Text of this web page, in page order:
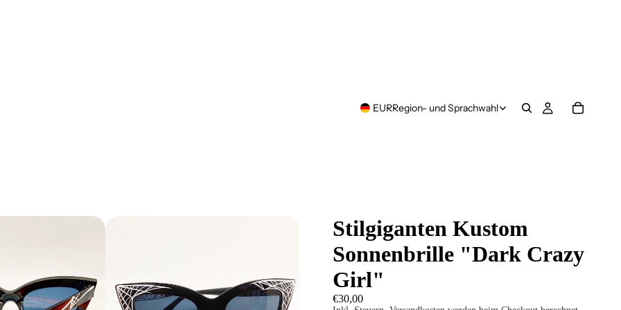
EURRegion- und Sprachwahl
Stilgiganten Kustom
Sonnenbrille "Dark Crazy
Girl"
€30,00